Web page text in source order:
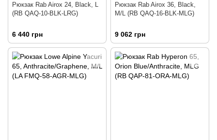
Рюкзак Rab Airox 24, Black, L
(RB QAQ-10-BLK-LRG)
6 440 грн
Рюкзак Rab Airox 36, Black,
M/L (RB QAQ-16-BLK-MLG)
9 062 грн